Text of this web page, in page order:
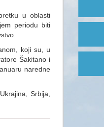
u oblasti
periodu biti
koji su, u
Šakitano i
naredne
Srbija,